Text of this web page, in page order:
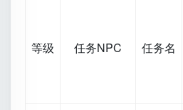
等级 任务NPC 任务名